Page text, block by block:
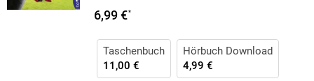
6,99 €*
Taschenbuch
11,00 €
Hörbuch Download
4,99 €